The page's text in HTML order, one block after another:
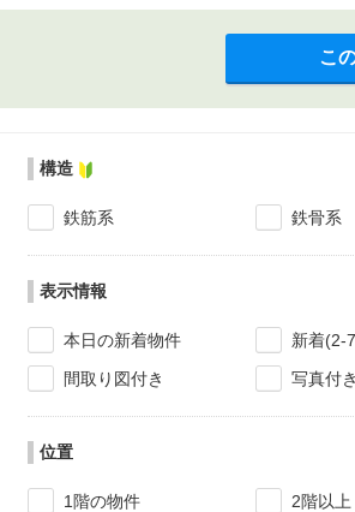
こ
構造
鉄筋系 鉄骨系
表示情報
本日の新着物件
新着(2-
間取り図付き
写真付
位置
1階の物件
2階以上